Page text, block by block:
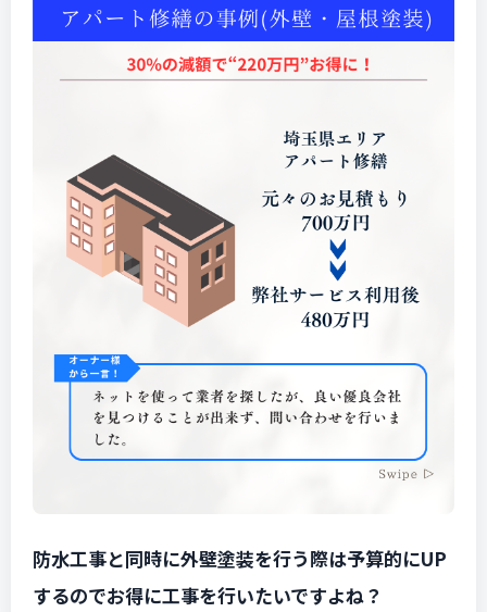
防水工事と同時に外壁塗装を行う際は予算的にUP
するのでお得に工事を行いたいですよね？